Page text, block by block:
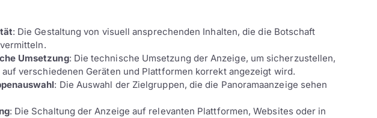
: Die Gestaltung von visuell ansprechenden Inhalten, die die Botschaft
Umsetzung: Die technische Umsetzung der Anzeige, um sicherzustellen,
auf verschiedenen Geräten und Plattformen korrekt angezeigt wird.
: Die Auswahl der Zielgruppen, die die Panoramaanzeige sehen
: Die Schaltung der Anzeige auf relevanten Plattformen, Websites oder in